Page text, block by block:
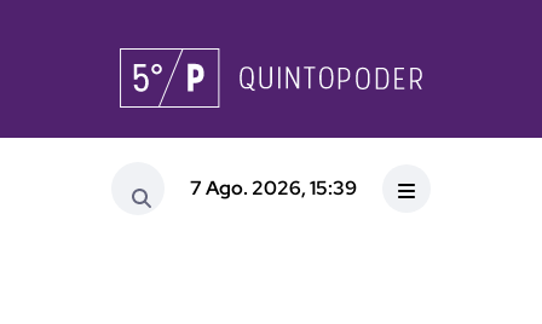
7 Ago. 2026, 15:39